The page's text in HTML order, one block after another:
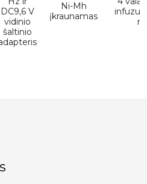
DC9,6 V
vidinio
šaltinio
Ni-Mh
įkraunamas